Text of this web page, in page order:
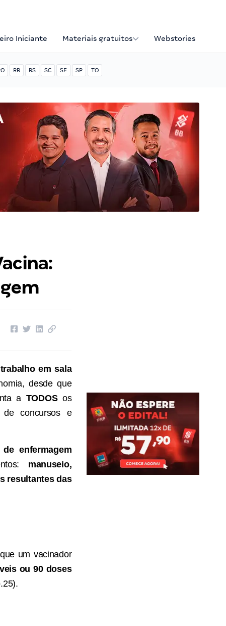
Iniciante Materiais gratuitos Webstories
RR RS SC SE SP TO
em sala
desde que
a TODOSos
de concursos e
enfermagem
manuseio,
resultantes das
um vacinador
ou 90 doses